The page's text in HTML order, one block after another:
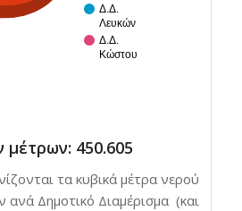
Δ.Δ.
Λευκών
Δ.Δ.
Κώστου
μέτρων: 450.605
τα κυβικά μέτρα νερού
Δημοτικό Διαμέρισμα (και